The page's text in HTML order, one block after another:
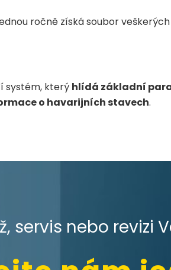
ročně získá soubor
systém, který hlídá základní
o havarijních stavech.
servis nebo revizi